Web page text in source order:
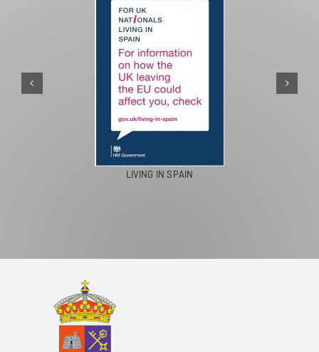
LIVING IN SPAIN